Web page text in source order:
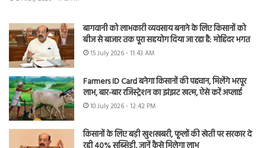
बागवानी को लाभकारी व्यवसाय बनाने के लिए किसानों को
बीज से बाजार तक पूरा सहयोग दिया जा रहा है: मोहिंदर भगत
15 July 2026 - 11:43 AM
Farmers ID Card बनेगा किसानों की पहचान, मिलेंगे भरपूर
लाभ, बार-बार रजिस्ट्रेशन का झंझट खत्म, ऐसे करें अप्लाई
10 July 2026 - 12:42 PM
किसानों के लिए बड़ी खुशखबरी, फूलों की खेती पर सरकार दे